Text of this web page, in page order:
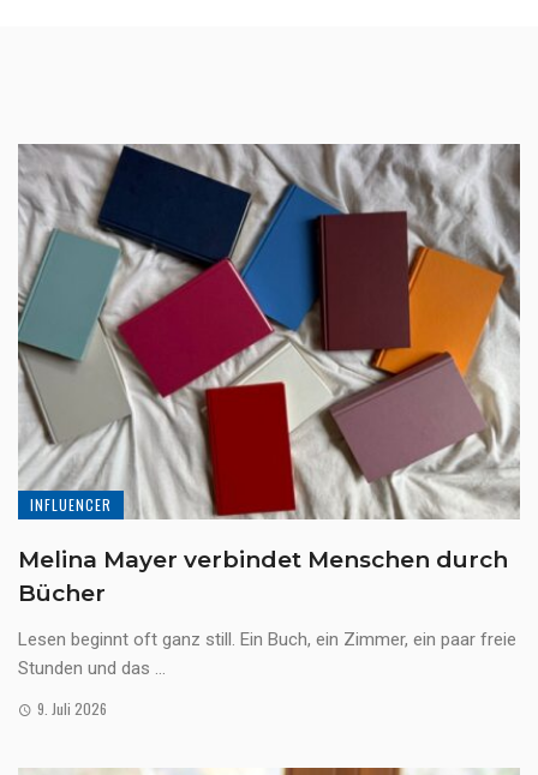
INFLUENCER
Melina Mayer verbindet Menschen durch
Bücher
Lesen beginnt oft ganz still. Ein Buch, ein Zimmer, ein paar freie
Stunden und das ...
9. Juli 2026